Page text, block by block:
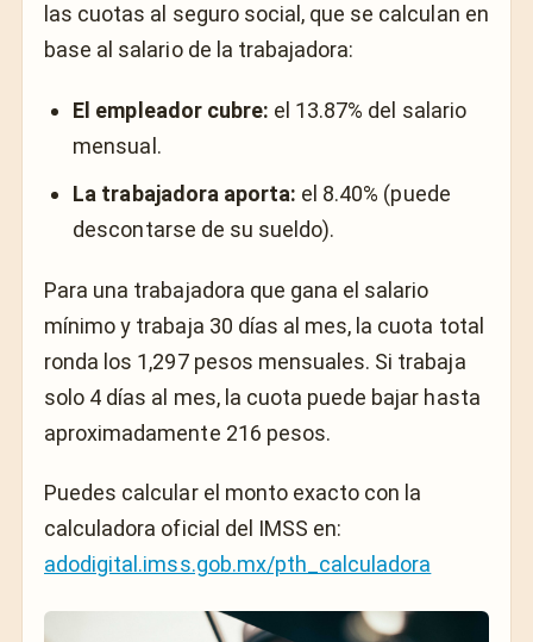
las cuotas al seguro social, que se calculan en
base al salario de la trabajadora:
El empleador cubre: el 13.87% del salario
mensual.
La trabajadora aporta: el 8.40% (puede
descontarse de su sueldo).
Para una trabajadora que gana el salario
mínimo y trabaja 30 días al mes, la cuota total
ronda los 1,297 pesos mensuales. Si trabaja
solo 4 días al mes, la cuota puede bajar hasta
aproximadamente 216 pesos.
Puedes calcular el monto exacto con la
calculadora oficial del IMSS en:
adodigital.imss.gob.mx/pth_calculadora